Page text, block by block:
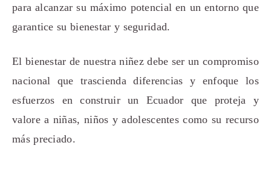
para alcanzar su máximo potencial en un entorno que
garantice su bienestar y seguridad.
El bienestar de nuestra niñez debe ser un compromiso
nacional que trascienda diferencias y enfoque los
esfuerzos en construir un Ecuador que proteja y
valore a niñas, niños y adolescentes como su recurso
más preciado.